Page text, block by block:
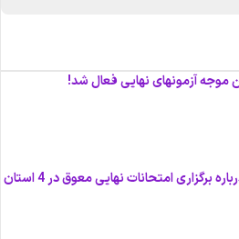
موجه آزمونهای نهایی فعال شد!
اطلاعیه وزارت آموزش و پرورش درباره برگزاری امتحانات نهایی معوق در 4 استان